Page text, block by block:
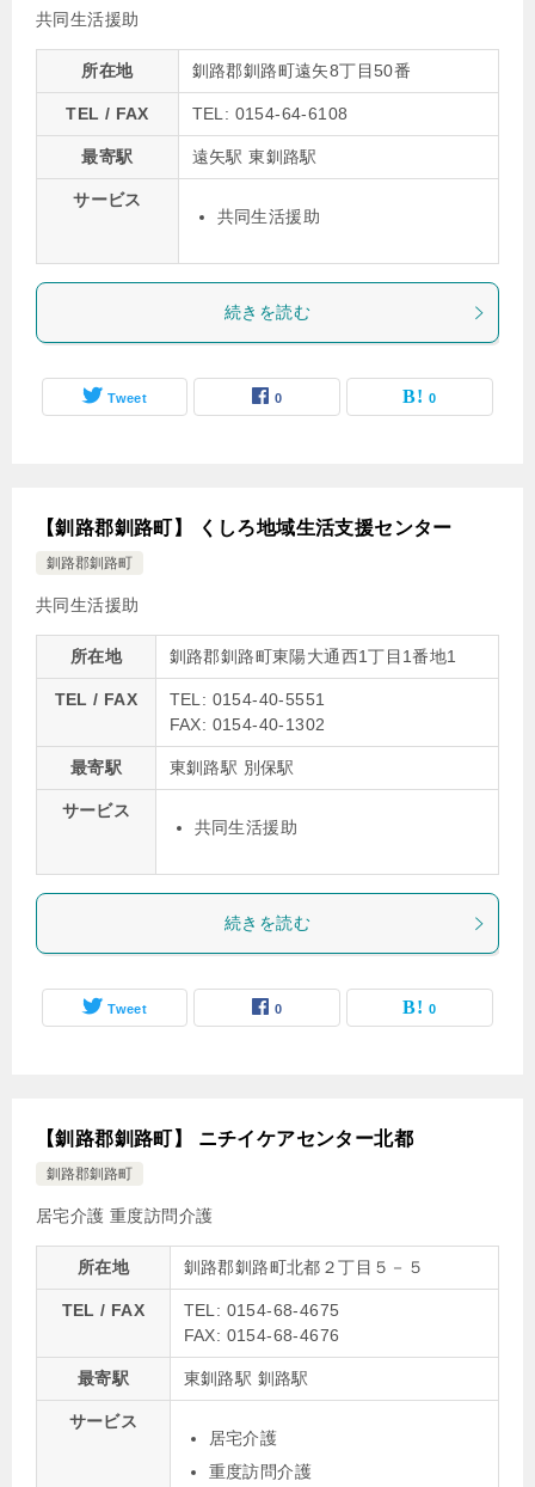
共同生活援助
所在地 釧路郡釧路町遠矢8丁目50番
TEL / FAX TEL: 0154-64-6108
最寄駅 遠矢駅 東釧路駅
サービス
共同生活援助
続きを読む
Tweet 0 0
【釧路郡釧路町】 くしろ地域生活支援センター
釧路郡釧路町
共同生活援助
所在地 釧路郡釧路町東陽大通西1丁目1番地1
TEL / FAX
TEL: 0154-40-5551
FAX: 0154-40-1302
最寄駅 東釧路駅 別保駅
サービス
共同生活援助
続きを読む
Tweet 0 0
【釧路郡釧路町】 ニチイケアセンター北都
釧路郡釧路町
居宅介護 重度訪問介護
所在地 釧路郡釧路町北都２丁目５－５
TEL / FAX
TEL: 0154-68-4675
FAX: 0154-68-4676
最寄駅 東釧路駅 釧路駅
サービス
居宅介護
重度訪問介護